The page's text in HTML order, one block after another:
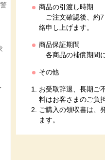
商品の引渡し時期
ご注文確認後、約7
絡申し上げます。
商品保証期間
各商品の補償期間
その他
お受取辞退、長期ご
料はお客さまのご負
ご購入の領収書は、
ます。